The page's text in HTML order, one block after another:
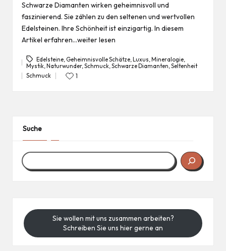
Schwarze Diamanten wirken geheimnisvoll und
faszinierend. Sie zählen zu den seltenen und wertvollen
Edelsteinen. Ihre Schönheit ist einzigartig. In diesem
Artikel erfahren…weiter lesen
Tags:
Edelsteine, Geheimnisvolle Schätze,Luxus,Mineralogie,
Mystik,Naturwunder,Schmuck,Schwarze Diamanten,Seltenheit
Posted
Schmuck 1
Suche
Sie wollen mit uns zusammen arbeiten?
Schreiben Sie uns hier gerne an